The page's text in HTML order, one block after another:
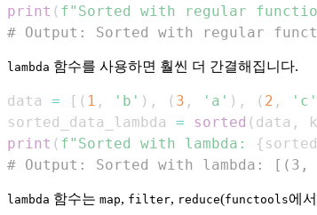
print ( f"Sorted with regular
# Output: Sorted with regular
lambda 함수를 사용하면 훨씬 더 간결해집니다.
data = [ ( 1 , 'b' ) , ( 3 , 'a' ) , ( 2 , 'c'
sorted_data_lambda = sorted ( data ,
print ( f"Sorted with lambda: {
# Output: Sorted with lambda:
lambda 함수는 map, filter, reduce(functools에